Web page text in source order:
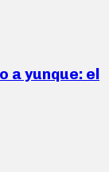
a yunque: el